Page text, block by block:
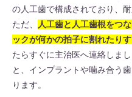
の人工歯で構成されており、
ただ、
人工歯と人工歯根をつ
ックが何かの拍子に割れたり
たらすぐに主治医へ連絡しま
と、インプラントや噛み合う
ります。